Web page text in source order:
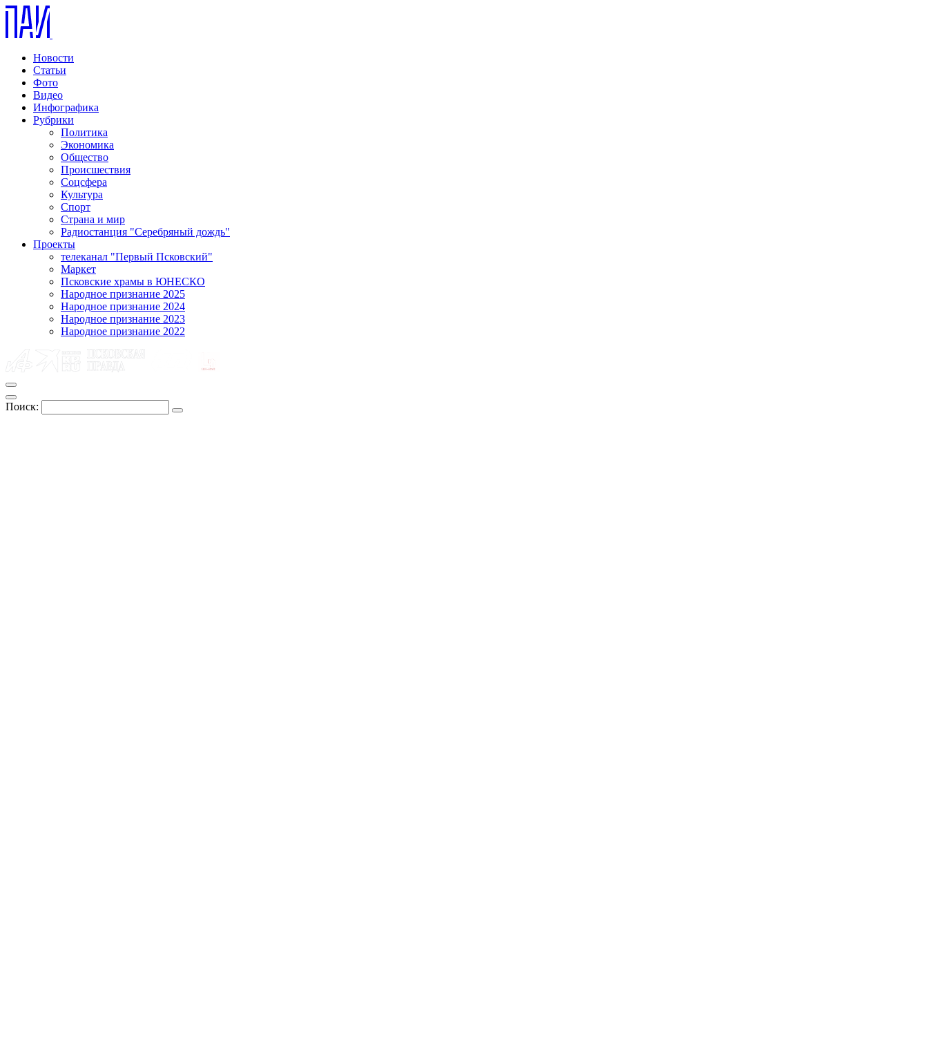
Новости
Статьи
Фото
Видео
Инфографика
Рубрики
Политика
Экономика
Общество
Происшествия
Соцсфера
Культура
Спорт
Страна и мир
Радиостанция "Серебряный дождь"
Проекты
телеканал "Первый Псковский"
Маркет
Псковские храмы в ЮНЕСКО
Народное признание 2025
Народное признание 2024
Народное признание 2023
Народное признание 2022
Поиск: